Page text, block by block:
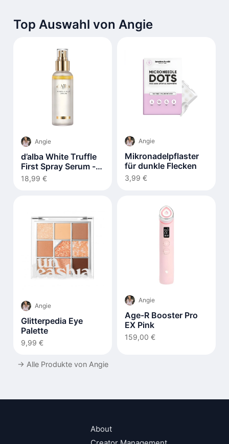
Top Auswahl von Angie
Angie
d’alba White Truffle
First Spray Serum -
100ml
18,99 €
Angie
Mikronadelpflaster
für dunkle Flecken
3,99 €
Angie
Glitterpedia Eye
Palette
9,99 €
Angie
Age-R Booster Pro
EX Pink
159,00 €
→ Alle Produkte von Angie
About